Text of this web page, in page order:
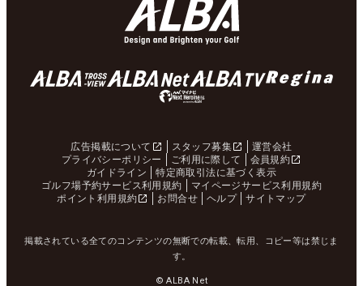
広告掲載について スタッフ募集
運営会社
プライバシーポリシー
ご利用に際して
会員規約
ガイドライン
特定商取引法に基づく表示
ゴルフ場予約サービス利用規約
マイページサービス利用規約
ポイント利用規約
お問合せ ヘルプ サイトマップ
掲載されている全てのコンテンツの無断での転載、転用、コピー等は禁じま
す。
© ALBA Net